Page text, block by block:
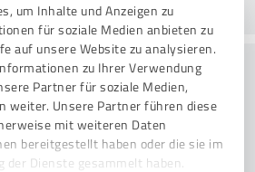
um Inhalte und Anzeigen zu
für soziale Medien anbieten zu
auf unsere Website zu analysieren.
zu Ihrer Verwendung
Partner für soziale Medien,
weiter. Unsere Partner führen diese
mit weiteren Daten
bereitgestellt haben oder die sie im
der Dienste gesammelt haben.
Consulting